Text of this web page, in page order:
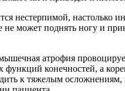
нестерпимой, настолько
не может поднять ногу и
атрофия
функций конечностей, а
к тяжелым осложнениям,